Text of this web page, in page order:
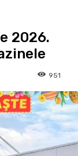
2026.
951